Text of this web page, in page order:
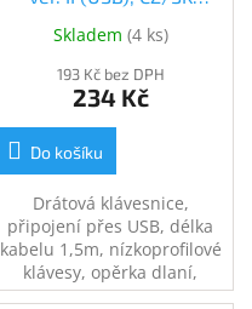
(31310051411)
Skladem (4 ks)
193 Kč bez DPH
234 Kč
Do košíku
Drátová klávesnice,
připojení přes USB, délka
kabelu 1,5m, nízkoprofilové
klávesy, opěrka dlaní,
samostatná klávesa pro